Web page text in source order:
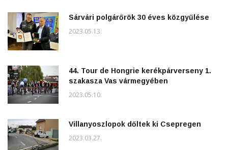
Sárvári polgárőrök 30 éves közgyűlése
2023.05.13.
44. Tour de Hongrie kerékpárverseny 1.
szakasza Vas vármegyében
2023.05.10.
Villanyoszlopok dőltek ki Csepregen
2023.03.27.